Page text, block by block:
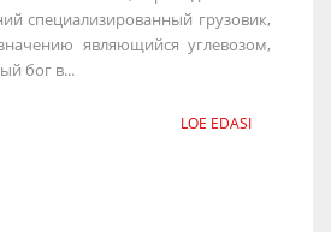
специализированный грузовик,
являющийся углевозом,
бог в...
LOE EDASI